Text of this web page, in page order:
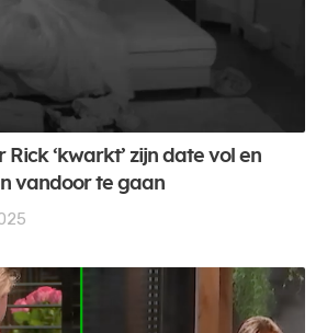
Rick ‘kwarkt’ zijn date vol en
vandoor te gaan